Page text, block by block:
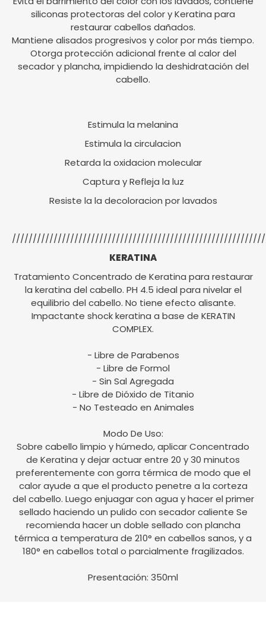
siliconas protectoras del color y Keratina para
restaurar cabellos dañados.
Mantiene alisados progresivos y color por más tiempo.
Otorga protección adicional frente al calor del
secador y plancha, impidiendo la deshidratación del
cabello.
Estimula la melanina
Estimula la circulacion
Retarda la oxidacion molecular
Captura y Refleja la luz
Resiste la la decoloracion por lavados
KERATINA
Tratamiento Concentrado de Keratina para restaurar
la keratina del cabello. PH 4.5 ideal para nivelar el
equilibrio del cabello. No tiene efecto alisante.
Impactante shock keratina a base de KERATIN
COMPLEX.
- Libre de Parabenos
- Libre de Formol
- Sin Sal Agregada
- Libre de Dióxido de Titanio
- No Testeado en Animales
Modo De Uso:
Sobre cabello limpio y húmedo, aplicar Concentrado
de Keratina y dejar actuar entre 20 y 30 minutos
preferentemente con gorra térmica de modo que el
calor ayude a que el producto penetre a la corteza
del cabello. Luego enjuagar con agua y hacer el primer
sellado haciendo un pulido con secador caliente Se
recomienda hacer un doble sellado con plancha
térmica a temperatura de 210° en cabellos sanos, y a
180° en cabellos total o parcialmente fragilizados.
Presentación: 350ml